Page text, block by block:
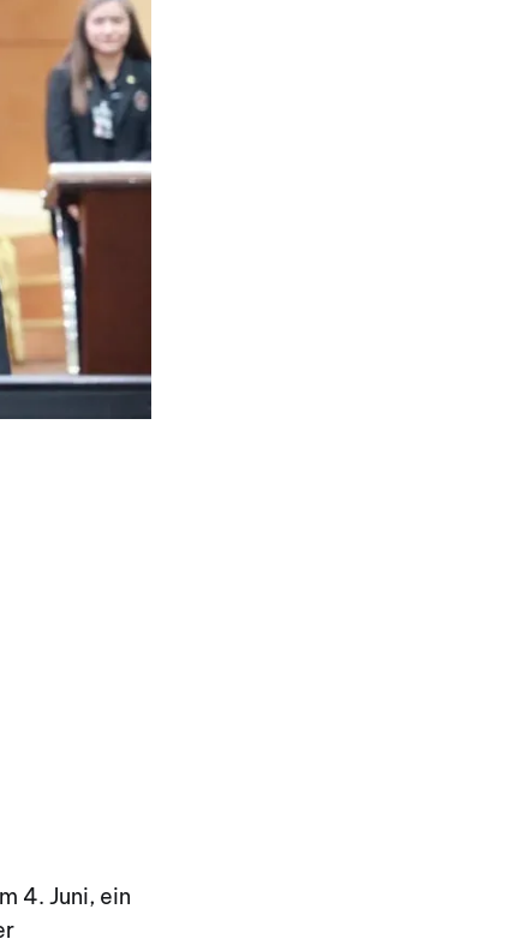
4. Juni, ein